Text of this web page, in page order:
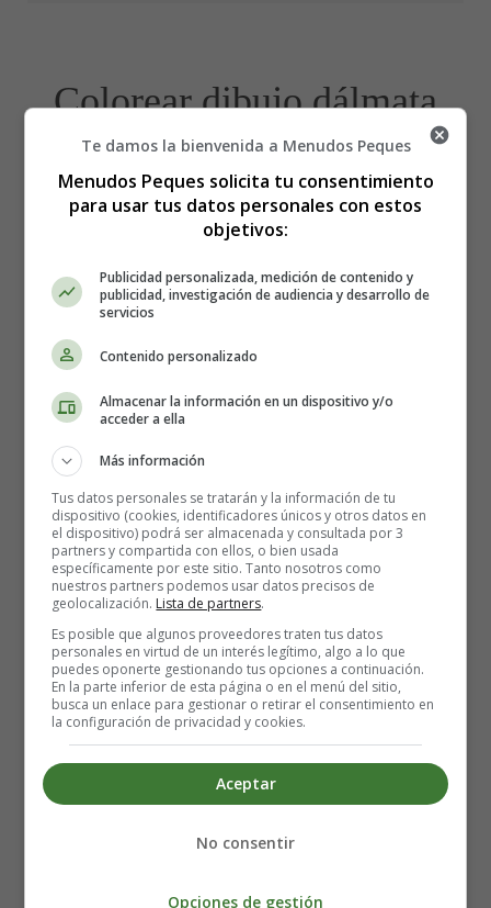
Colorear dibujo dálmata
en el campo
Recursos infantiles - Dibujos
para colorear personajes de
Dibujos de los 101
dálmatas para colorear. Dibujos
personajes Disney
Colorear dibujo dálmata en el campo.
Para imprimir los dibujos guarda primero en su pc o
tablet.
Te damos la bienvenida a Menudos Peques
Menudos Peques solicita tu consentimiento
para usar tus datos personales con estos
objetivos:
Publicidad personalizada, medición de contenido y
publicidad, investigación de audiencia y desarrollo de
servicios
Contenido personalizado
Almacenar la información en un dispositivo y/o
acceder a ella
Más información
Tus datos personales se tratarán y la información de tu
dispositivo (cookies, identificadores únicos y otros datos en
el dispositivo) podrá ser almacenada y consultada por 3
partners y compartida con ellos, o bien usada
específicamente por este sitio. Tanto nosotros como
nuestros partners podemos usar datos precisos de
geolocalización. Lista de partners.
Es posible que algunos proveedores traten tus datos
personales en virtud de un interés legítimo, algo a lo que
puedes oponerte gestionando tus opciones a continuación.
En la parte inferior de esta página o en el menú del sitio,
busca un enlace para gestionar o retirar el consentimiento en
la configuración de privacidad y cookies.
Aceptar
No consentir
Opciones de gestión